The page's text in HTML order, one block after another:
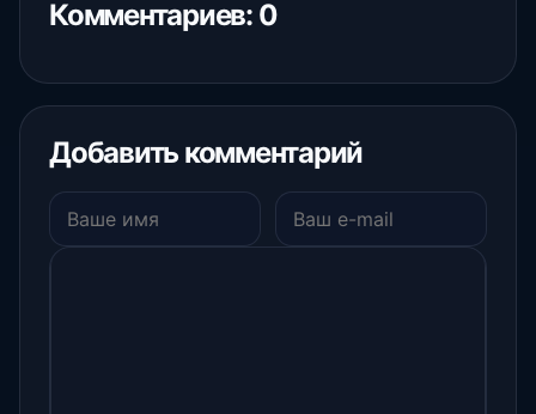
Комментариев: 0
Добавить комментарий